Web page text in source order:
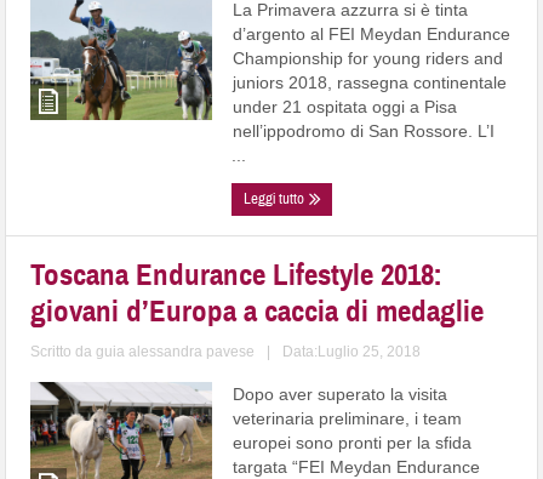
La Primavera azzurra si è tinta
d’argento al FEI Meydan Endurance
Championship for young riders and
juniors 2018, rassegna continentale
under 21 ospitata oggi a Pisa
nell’ippodromo di San Rossore. L’I
Leggi tutto
Toscana Endurance Lifestyle 2018:
giovani d’Europa a caccia di medaglie
Scritto daguia alessandra pavese Data:Luglio 25, 2018
Dopo aver superato la visita
veterinaria preliminare, i team
europei sono pronti per la sfida
targata “FEI Meydan Endurance